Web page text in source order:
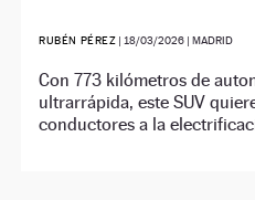
RUBÉN PÉREZ | 18/03/2026 | MADRID
Con 773 kilómetros de
ultrarrápida, este SUV
conductores a la